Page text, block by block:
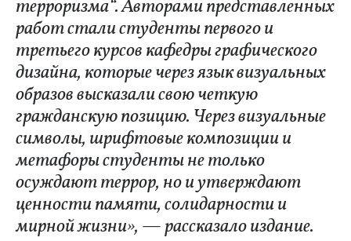
терроризма“. Авторами представленных
работ стали студенты первого и
третьего курсов кафедры графического
дизайна, которые через язык визуальных
образов высказали свою четкую
гражданскую позицию. Через визуальные
символы, шрифтовые композиции и
метафоры студенты не только
осуждают террор, но и утверждают
ценности памяти, солидарности и
мирной жизни», — рассказало издание.